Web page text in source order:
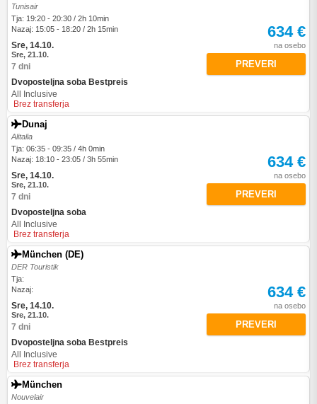
Tunisair
Tja: 19:20 - 20:30 / 2h 10min
Nazaj: 15:05 - 18:20 / 2h 15min
Sre, 14.10.
Sre, 21.10.
7 dni
Dvoposteljna soba Bestpreis
All Inclusive
Brez transferja
634 €
na osebo
PREVERI
Dunaj
Alitalia
Tja: 06:35 - 09:35 / 4h 0min
Nazaj: 18:10 - 23:05 / 3h 55min
Sre, 14.10.
Sre, 21.10.
7 dni
Dvoposteljna soba
All Inclusive
Brez transferja
634 €
na osebo
PREVERI
München (DE)
DER Touristik
Tja:
Nazaj:
Sre, 14.10.
Sre, 21.10.
7 dni
Dvoposteljna soba Bestpreis
All Inclusive
Brez transferja
634 €
na osebo
PREVERI
München
Nouvelair